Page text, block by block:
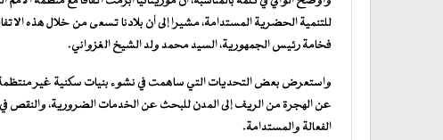
للتنمية الحضرية المستدامة، مشيرا إلى أن بلادنا تسعى من خلال هذه
فخامة رئيس الجمهورية، السيد محمد ولد الشيخ الغزواني.
واستعرض بعض التحديات التي ساهمت في نشوء بنيات سكنية غير منتظمة
عن الهجرة من الريف إلى المدن للبحث عن الخدمات الضرورية، والنقص
الفعالة والمستدامة.